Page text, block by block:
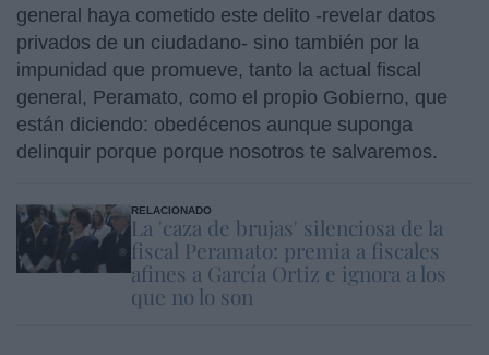
general haya cometido este delito -revelar datos
privados de un ciudadano- sino también por la
impunidad que promueve, tanto la actual fiscal
general, Peramato, como el propio Gobierno, que
están diciendo: obedécenos aunque suponga
delinquir porque porque nosotros te salvaremos.
RELACIONADO
La 'caza de brujas' silenciosa de la
fiscal Peramato: premia a fiscales
afines a García Ortiz e ignora a los
que no lo son